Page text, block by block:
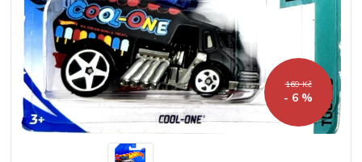
169 Kč
- 6 %